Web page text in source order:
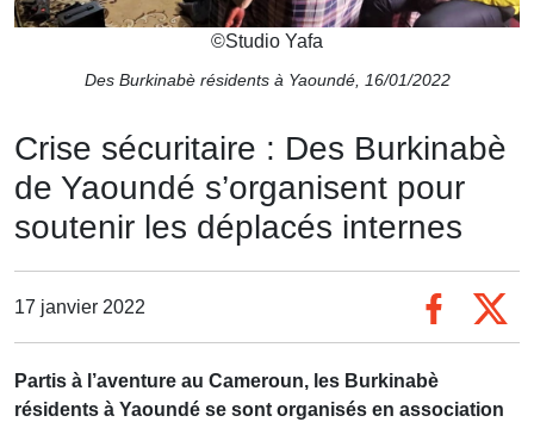
©Studio Yafa
Des Burkinabè résidents à Yaoundé, 16/01/2022
Crise sécuritaire : Des Burkinabè
de Yaoundé s’organisent pour
soutenir les déplacés internes
17 janvier 2022
Partis à l’aventure au Cameroun, les Burkinabè
résidents à Yaoundé se sont organisés en association